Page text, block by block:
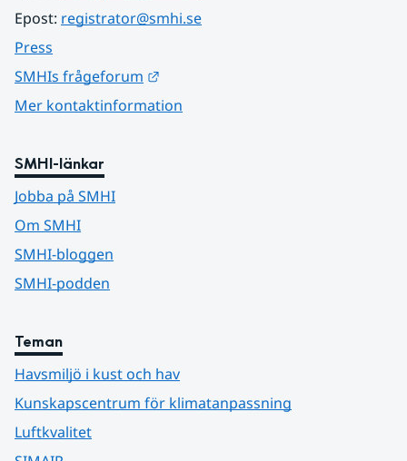
Epost: registrator@smhi.se
Press
SMHIs frågeforum
Mer kontaktinformation
SMHI-länkar
Jobba på SMHI
Om SMHI
SMHI-bloggen
SMHI-podden
Teman
Havsmiljö i kust och hav
Kunskapscentrum för klimatanpassning
Luftkvalitet